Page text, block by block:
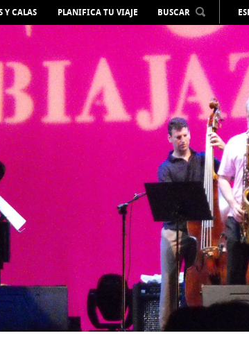
Y CALAS PLANIFICA TU VIAJE BUSCAR